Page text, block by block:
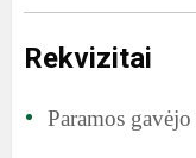
Rekvizitai
Paramos